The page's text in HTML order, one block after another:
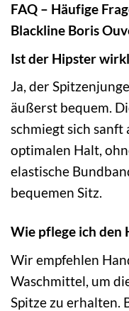
FAQ – Häufige
Blackline Boris
Ist der Hipster
Ja, der
äußerst bequem.
schmiegt sich
optimalen Halt,
elastische
bequemen Sitz.
Wie pflege ich den
Wir empfehlen
Waschmittel, um
Spitze zu erhalten.